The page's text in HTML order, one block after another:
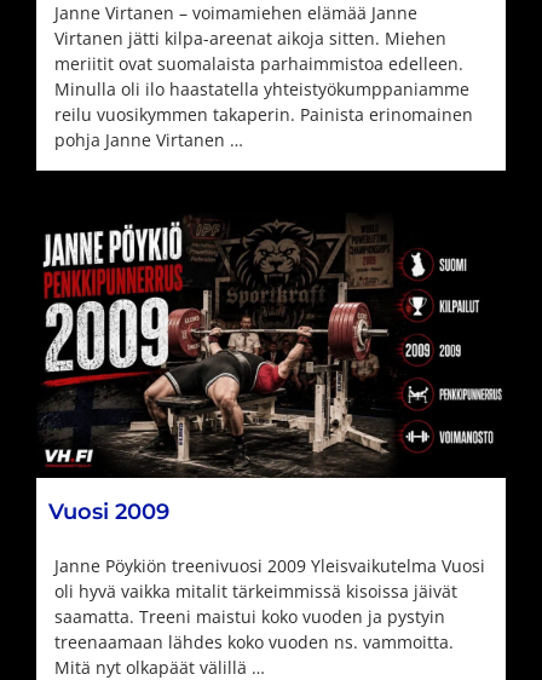
Janne Virtanen – voimamiehen elämää Janne
Virtanen jätti kilpa-areenat aikoja sitten. Miehen
meriitit ovat suomalaista parhaimmistoa edelleen.
Minulla oli ilo haastatella yhteistyökumppaniamme
reilu vuosikymmen takaperin. Painista erinomainen
pohja Janne Virtanen …
Vuosi 2009
Janne Pöykiön treenivuosi 2009 Yleisvaikutelma Vuosi
oli hyvä vaikka mitalit tärkeimmissä kisoissa jäivät
saamatta. Treeni maistui koko vuoden ja pystyin
treenaamaan lähdes koko vuoden ns. vammoitta.
Mitä nyt olkapäät välillä …